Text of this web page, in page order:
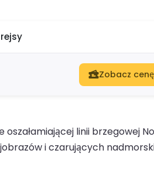
Zobacz cenę
linii brzegowej
i czarujących